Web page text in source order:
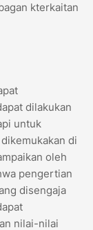
kterkaitan
dilakukan
untuk
di
oleh
pengertian
disengaja
nilai-nilai